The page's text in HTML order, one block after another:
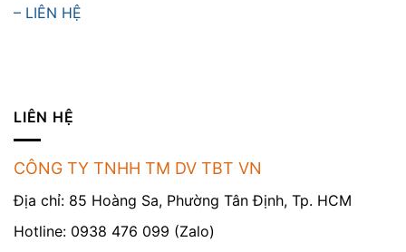
– LIÊN HỆ
LIÊN HỆ
CÔNG TY TNHH TM DV TBT VN
Địa chỉ: 85 Hoàng Sa, Phường Tân Định, Tp. HCM
Hotline: 0938 476 099 (Zalo)